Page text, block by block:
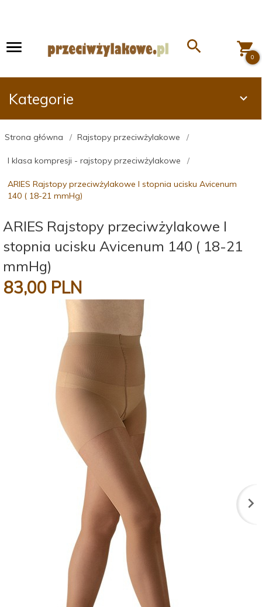
0
Kategorie
Strona główna Rajstopy przeciwżylakowe
I klasa kompresji - rajstopy przeciwżylakowe
ARIES Rajstopy przeciwżylakowe I stopnia ucisku Avicenum
140 ( 18-21 mmHg)
ARIES Rajstopy przeciwżylakowe I
stopnia ucisku Avicenum 140 ( 18-21
mmHg)
83,00 PLN